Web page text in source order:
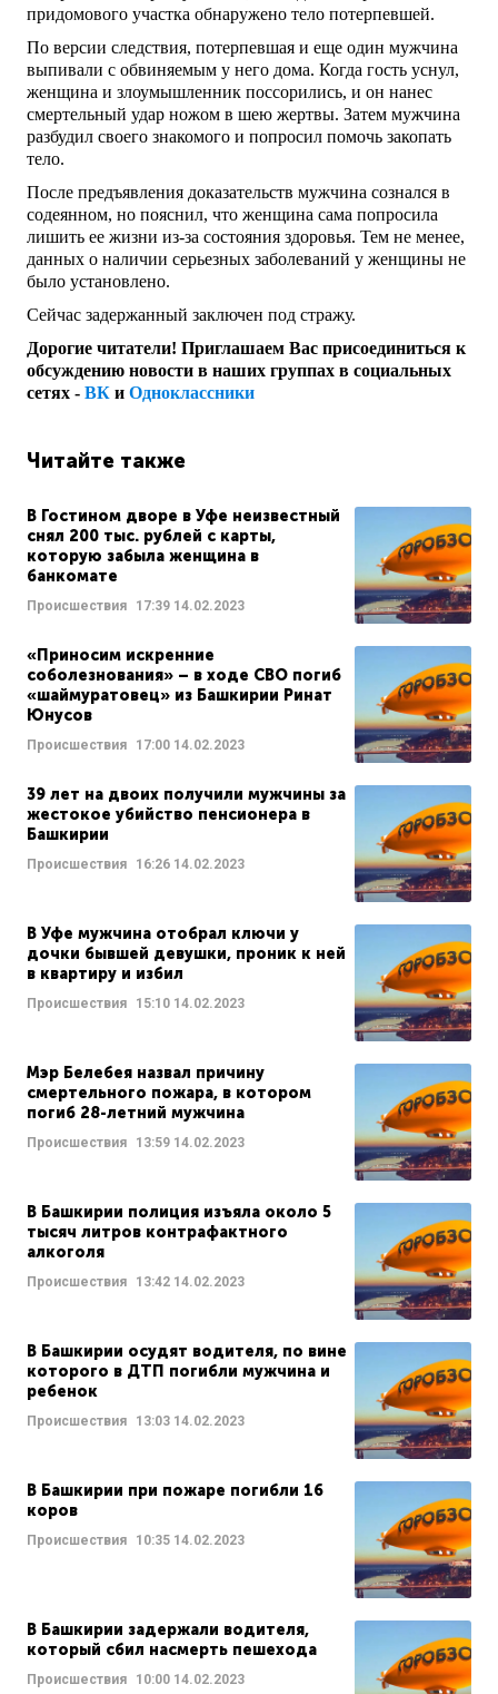
придомового участка обнаружено тело потерпевшей.
По версии следствия, потерпевшая и еще один мужчина
выпивали с обвиняемым у него дома. Когда гость уснул,
женщина и злоумышленник поссорились, и он нанес
смертельный удар ножом в шею жертвы. Затем мужчина
разбудил своего знакомого и попросил помочь закопать
тело.
После предъявления доказательств мужчина сознался в
содеянном, но пояснил, что женщина сама попросила
лишить ее жизни из-за состояния здоровья. Тем не менее,
данных о наличии серьезных заболеваний у женщины не
было установлено.
Сейчас задержанный заключен под стражу.
Дорогие читатели! Приглашаем Вас присоединиться к
обсуждению новости в наших группах в социальных
сетях - ВК и Одноклассники
Читайте также
В Гостином дворе в Уфе неизвестный
снял 200 тыс. рублей с карты,
которую забыла женщина в
банкомате
Происшествия 17:39 14.02.2023
«Приносим искренние
соболезнования» – в ходе СВО погиб
«шаймуратовец» из Башкирии Ринат
Юнусов
Происшествия 17:00 14.02.2023
39 лет на двоих получили мужчины за
жестокое убийство пенсионера в
Башкирии
Происшествия 16:26 14.02.2023
В Уфе мужчина отобрал ключи у
дочки бывшей девушки, проник к ней
в квартиру и избил
Происшествия 15:10 14.02.2023
Мэр Белебея назвал причину
смертельного пожара, в котором
погиб 28-летний мужчина
Происшествия 13:59 14.02.2023
В Башкирии полиция изъяла около 5
тысяч литров контрафактного
алкоголя
Происшествия 13:42 14.02.2023
В Башкирии осудят водителя, по вине
которого в ДТП погибли мужчина и
ребенок
Происшествия 13:03 14.02.2023
В Башкирии при пожаре погибли 16
коров
Происшествия 10:35 14.02.2023
В Башкирии задержали водителя,
который сбил насмерть пешехода
Происшествия 10:00 14.02.2023